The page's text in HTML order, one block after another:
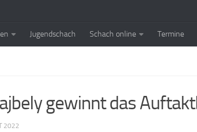
Jugendschach Schach online Termine
gewinnt das
2022